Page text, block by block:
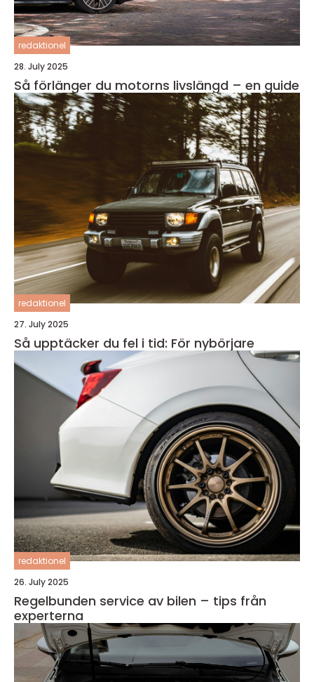
redaktionel
28. July 2025
Så förlänger du motorns livslängd – en guide
redaktionel
27. July 2025
Så upptäcker du fel i tid: För nybörjare
redaktionel
26. July 2025
Regelbunden service av bilen – tips från
experterna